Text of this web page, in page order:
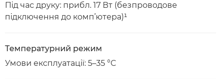
Під час друку: прибл. 17 Вт (безпроводове
підключення до комп’ютера)¹
Температурний режим
Умови експлуатації: 5–35 °C